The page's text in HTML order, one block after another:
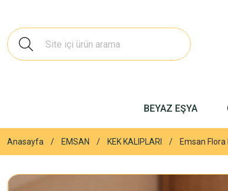
BEYAZ EŞYA
Anasayfa EMSAN KEK KALIPLARI Emsan Flora